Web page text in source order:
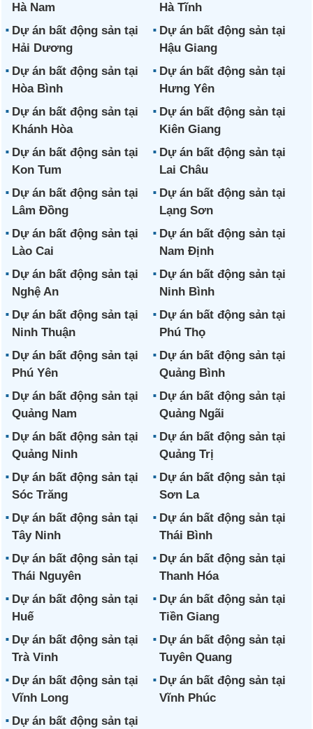
Hà Nam
Hà Tĩnh
Dự án bất động sản tại
Hải Dương
Dự án bất động sản tại
Hậu Giang
Dự án bất động sản tại
Hòa Bình
Dự án bất động sản tại
Hưng Yên
Dự án bất động sản tại
Khánh Hòa
Dự án bất động sản tại
Kiên Giang
Dự án bất động sản tại
Kon Tum
Dự án bất động sản tại
Lai Châu
Dự án bất động sản tại
Lâm Đồng
Dự án bất động sản tại
Lạng Sơn
Dự án bất động sản tại
Lào Cai
Dự án bất động sản tại
Nam Định
Dự án bất động sản tại
Nghệ An
Dự án bất động sản tại
Ninh Bình
Dự án bất động sản tại
Ninh Thuận
Dự án bất động sản tại
Phú Thọ
Dự án bất động sản tại
Phú Yên
Dự án bất động sản tại
Quảng Bình
Dự án bất động sản tại
Quảng Nam
Dự án bất động sản tại
Quảng Ngãi
Dự án bất động sản tại
Quảng Ninh
Dự án bất động sản tại
Quảng Trị
Dự án bất động sản tại
Sóc Trăng
Dự án bất động sản tại
Sơn La
Dự án bất động sản tại
Tây Ninh
Dự án bất động sản tại
Thái Bình
Dự án bất động sản tại
Thái Nguyên
Dự án bất động sản tại
Thanh Hóa
Dự án bất động sản tại
Huế
Dự án bất động sản tại
Tiền Giang
Dự án bất động sản tại
Trà Vinh
Dự án bất động sản tại
Tuyên Quang
Dự án bất động sản tại
Vĩnh Long
Dự án bất động sản tại
Vĩnh Phúc
Dự án bất động sản tại